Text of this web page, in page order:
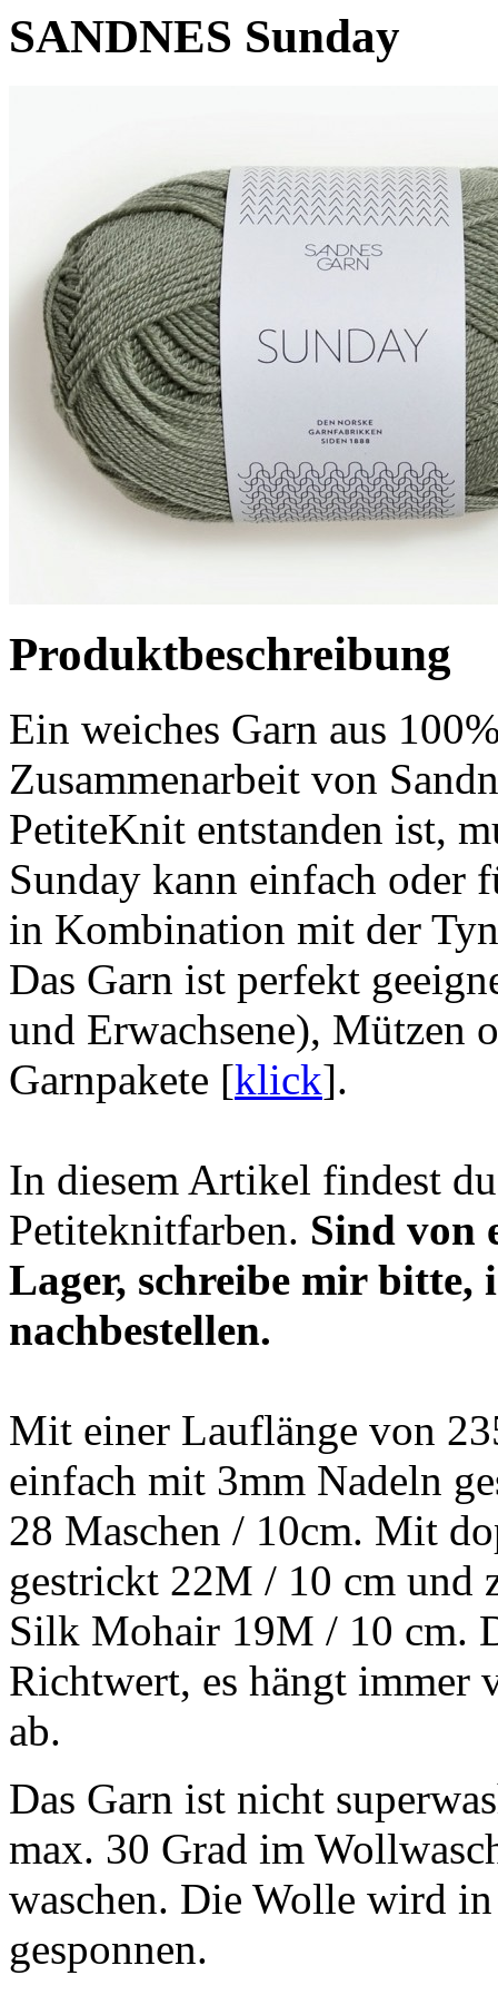
SANDNES Sunday
Produktbeschreibung
Ein weiches Garn aus
Zusammenarbeit von
PetiteKnit entstanden ist,
Sunday kann einfach oder
in Kombination mit der
Das Garn ist perfekt
und Erwachsene), Mützen
Garnpakete [klick].
In diesem Artikel findest
Petiteknitfarben. Sind von
Lager, schreibe mir bitte,
nachbestellen.
Mit einer Lauflänge von
einfach mit 3mm Nadeln
28 Maschen / 10cm. Mit
gestrickt 22M / 10 cm und
Silk Mohair 19M / 10 cm.
Richtwert, es hängt immer
ab.
Das Garn ist nicht
max. 30 Grad im
waschen. Die Wolle wird
gesponnen.